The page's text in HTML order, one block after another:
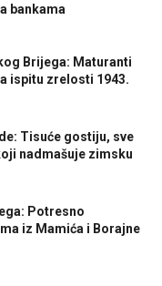
bankama
Brijega: Maturanti
ispitu zrelosti 1943.
Tisuće gostiju, sve
nadmašuje zimsku
Potresno
iz Mamića i Borajne